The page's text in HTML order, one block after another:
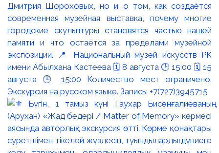
Дмитрия Шороховых, но и о том, как создаётся
современная музейная выставка, почему многие
городские скульптуры становятся частью нашей
памяти и что остаётся за пределами музейной
экспозиции. 📍 Национальный музей искусств РК
имени Абылхана Кастеева 🗓 8 августа 🕒 15:00 🗓 15
августа 🕒 15:00 Количество мест ограничено.
Экскурсия на русском языке. Запись: +7(727)3945715